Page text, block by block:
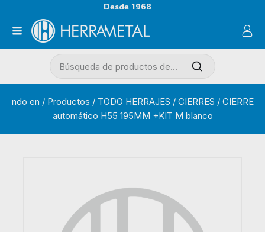
Desde 1968
ndo en / Productos / TODO HERRAJES / CIERRES / CIERRE
automático H55 195MM +KIT M blanco